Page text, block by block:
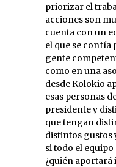
priorizar el
acciones son
cuenta con un
el que se confía
gente
como en una
desde Kolokio
esas personas
presidente y
que tengan
distintos gustos
si todo el
¿quién aportará